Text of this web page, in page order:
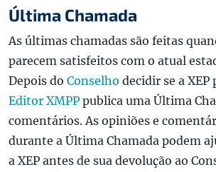
Última Chamada
As últimas chamadas são feitas
parecem satisfeitos com o atual
Depois do Conselho decidir se a
Editor XMPP publica uma Última
comentários. As opiniões e
durante a Última Chamada podem
a XEP antes de sua devolução ao